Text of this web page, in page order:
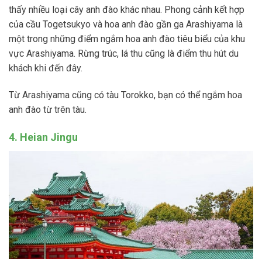
thấy nhiều loại cây anh đào khác nhau. Phong cảnh kết hợp
của cầu Togetsukyo và hoa anh đào gần ga Arashiyama là
một trong những điểm ngắm hoa anh đào tiêu biểu của khu
vực Arashiyama. Rừng trúc, lá thu cũng là điểm thu hút du
khách khi đến đây.
Từ Arashiyama cũng có tàu Torokko, bạn có thể ngắm hoa
anh đào từ trên tàu.
4. Heian Jingu